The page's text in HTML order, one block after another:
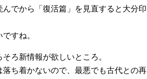
でから「復活篇」を見直すると大分印
すね。
ろ新情報が欲しいところ。
ち着かないので、最悪でも古代との再